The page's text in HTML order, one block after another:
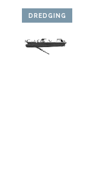
DREDGING